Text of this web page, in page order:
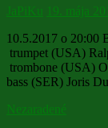
JaPiKu 19. mája
10.5.2017 o 20:00
trumpet (USA)
trombone (USA)
bass (SER) Joris
Nezaradené